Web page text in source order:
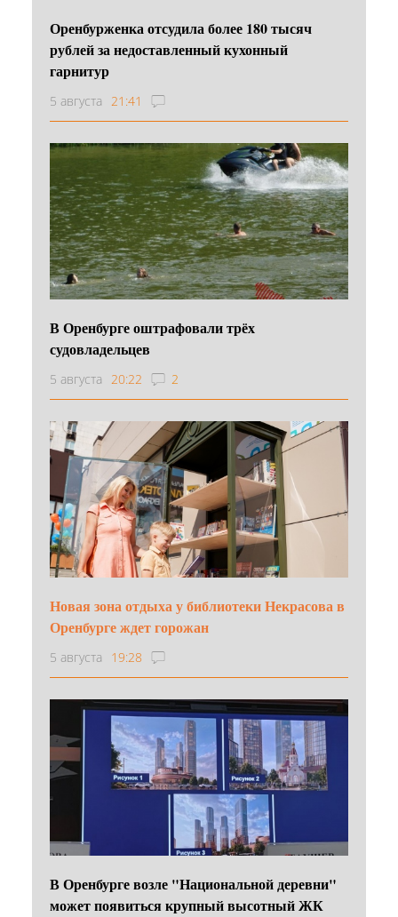
Оренбурженка отсудила более 180 тысяч
рублей за недоставленный кухонный
гарнитур
5 августа 21:41
В Оренбурге оштрафовали трёх
судовладельцев
5 августа 20:22 2
Новая зона отдыха у библиотеки Некрасова в
Оренбурге ждет горожан
5 августа 19:28
В Оренбурге возле "Национальной деревни"
может появиться крупный высотный ЖК